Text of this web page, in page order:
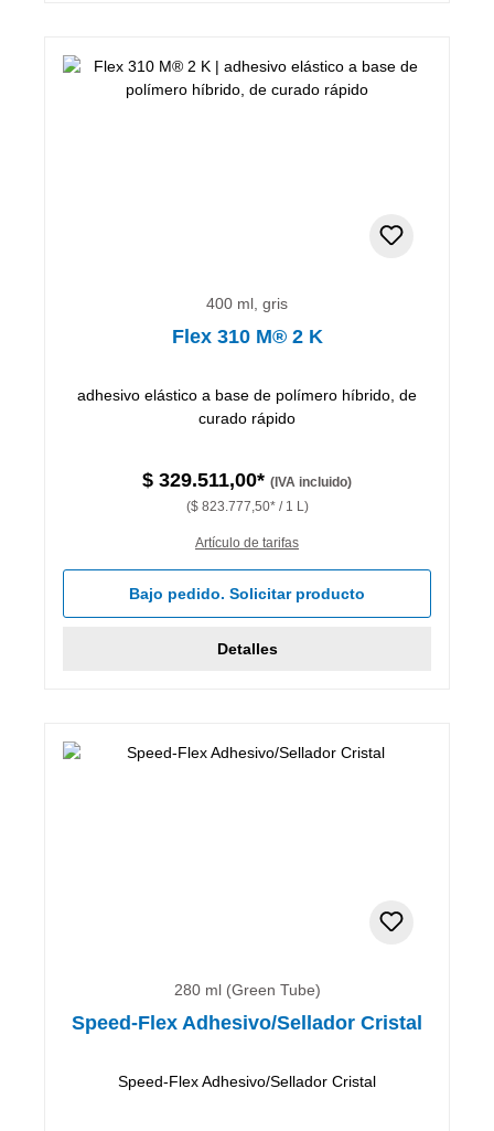
400 ml, gris
Flex 310 M® 2 K
adhesivo elástico a base de polímero híbrido, de
curado rápido
$ 329.511,00* (IVA incluido)
($ 823.777,50* / 1 L)
Artículo de tarifas
Bajo pedido. Solicitar producto
Detalles
280 ml (Green Tube)
Speed-Flex Adhesivo/Sellador Cristal
Speed-Flex Adhesivo/Sellador Cristal